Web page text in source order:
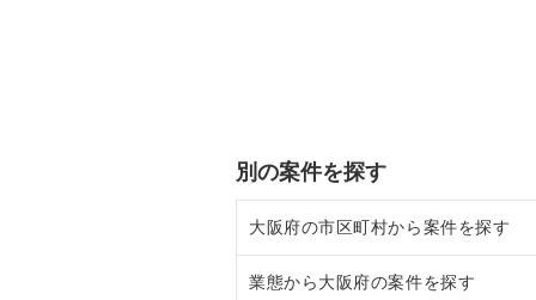
別の案件を探す
大阪府の市区町村から案件を探す
大阪市北区の飲食店の居抜き売却
業態から大阪府の案件を探す